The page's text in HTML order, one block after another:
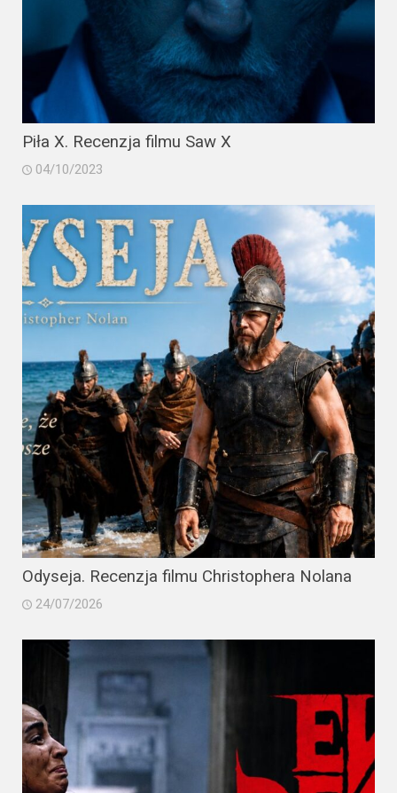
Piła X. Recenzja filmu Saw X
04/10/2023
Odyseja. Recenzja filmu Christophera Nolana
24/07/2026